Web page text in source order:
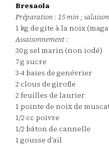
Bresaola
Préparation : 15 min ;
1 kg de gite à la noix
Assaisonnement :
30 g sel marin (non iodé)
7 g sucre
3-4 baies de genévrier
2 clous de girofle
2 feuilles de laurier
1 pointe de noix de
1/2 cc poivre
1/2 bâton de cannelle
1 gousse d’ail